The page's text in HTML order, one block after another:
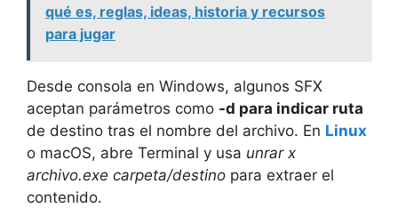
qué es, reglas, ideas, historia y recursos
para jugar
Desde consola en Windows, algunos SFX
aceptan parámetros como -d para indicar ruta
de destino tras el nombre del archivo. En Linux
o macOS, abre Terminal y usa unrar x
archivo.exe carpeta/destino para extraer el
contenido.